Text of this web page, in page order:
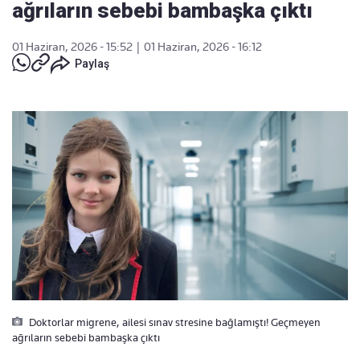
ağrıların sebebi bambaşka çıktı
01 Haziran, 2026 - 15:52
01 Haziran, 2026 - 16:12
Paylaş
Doktorlar migrene, ailesi sınav stresine bağlamıştı! Geçmeyen
ağrıların sebebi bambaşka çıktı